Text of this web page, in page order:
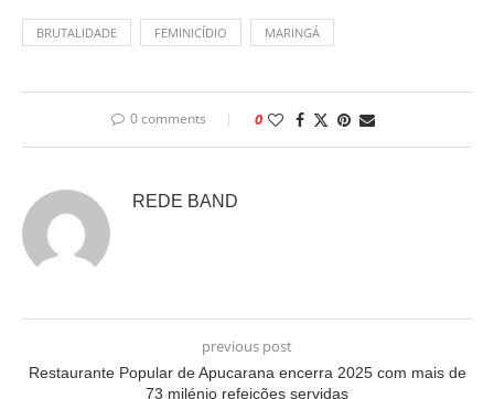
BRUTALIDADE FEMINICÍDIO MARINGÁ
0 comments 0
REDE BAND
previous post
Restaurante Popular de Apucarana encerra 2025 com mais de
73 milénio refeições servidas